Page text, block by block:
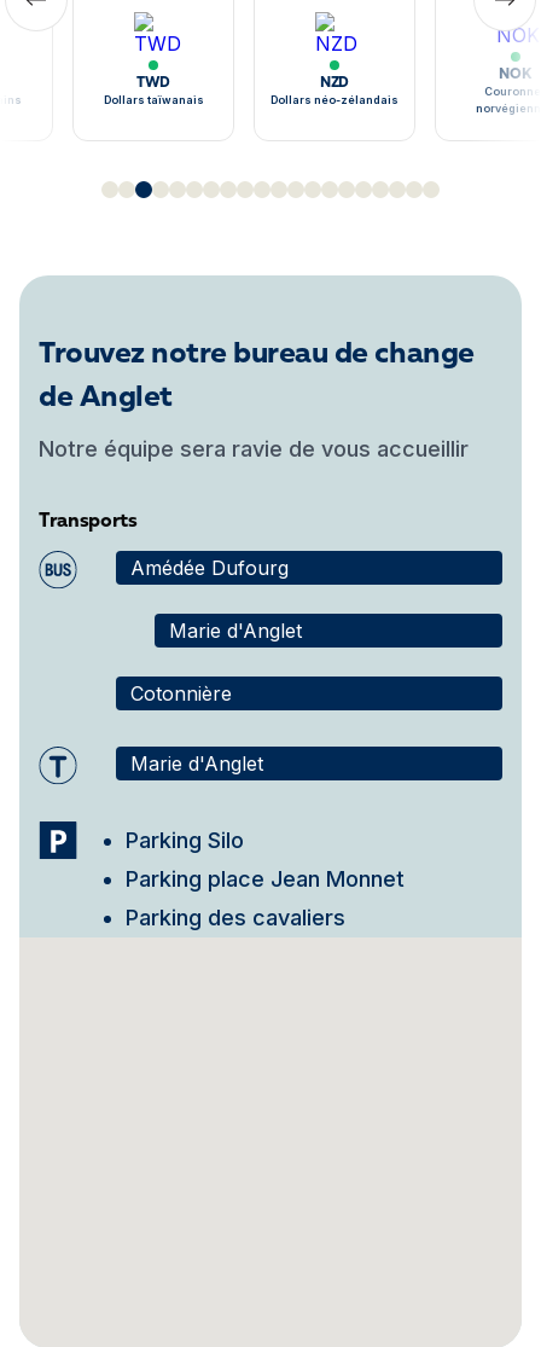
TWD
Dollars taïwanais
NZD
Dollars néo-zélandais
NOK
Trouvez notre bureau de change
de Anglet
Notre équipe sera ravie de vous accueillir
Transports
Amédée Dufourg
Marie d'Anglet
Cotonnière
Marie d'Anglet
Parking Silo
Parking place Jean Monnet
Parking des cavaliers